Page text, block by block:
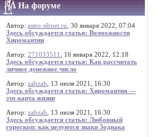
На форуме
Автор: astro.sibnet.ru , 30 января 2022, 07:04
Здесь обсуждается статья: Возможности
Хиромантии
Автор: 271033511
, 16 января 2022, 12:18
Здесь обсуждается статья: Как рассчитать
личное денежное число
Автор: zabzab , 13 июля 2021, 16:30
Здесь обсуждается статья: Хиромантия —
это карта жизни
Автор: zabzab , 13 июля 2021, 16:30
Здесь обсуждается статья: Любовный
гороскоп: как целуются знаки Зодиака